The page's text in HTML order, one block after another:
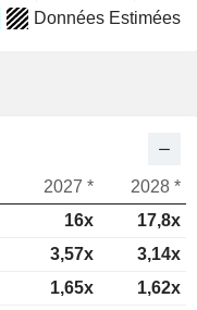
Données Estimées
2027 *
2028 *
16x
17,8x
3,57x
3,14x
1,65x 1,62x